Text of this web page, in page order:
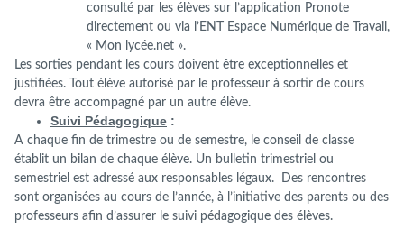
consulté par les élèves sur l’application Pronote
directement ou via l’ENT Espace Numérique de Travail,
« Mon lycée.net ».
Les sorties pendant les cours doivent être exceptionnelles et
justifiées. Tout élève autorisé par le professeur à sortir de cours
devra être accompagné par un autre élève.
Suivi Pédagogique :
A chaque fin de trimestre ou de semestre, le conseil de classe
établit un bilan de chaque élève. Un bulletin trimestriel ou
semestriel est adressé aux responsables légaux. Des rencontres
sont organisées au cours de l’année, à l’initiative des parents ou des
professeurs afin d’assurer le suivi pédagogique des élèves.